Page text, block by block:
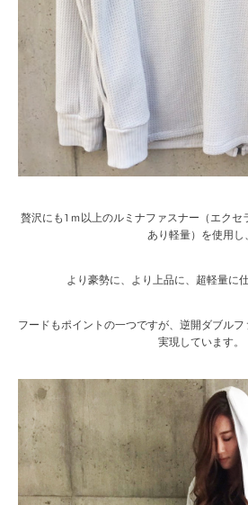
贅沢にも1ｍ以上のルミナファスナー（エクセ
あり軽量）を使用し
より豪勢に、より上品に、超軽量に
フードもポイントの一つですが、逆開ダブル
実現しています。